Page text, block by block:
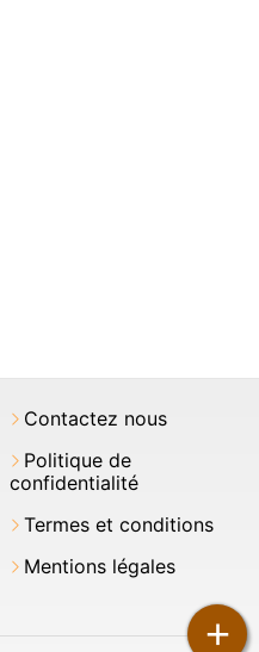
+
Contactez nous
Politique de
confidentialité
Termes et conditions
Mentions légales